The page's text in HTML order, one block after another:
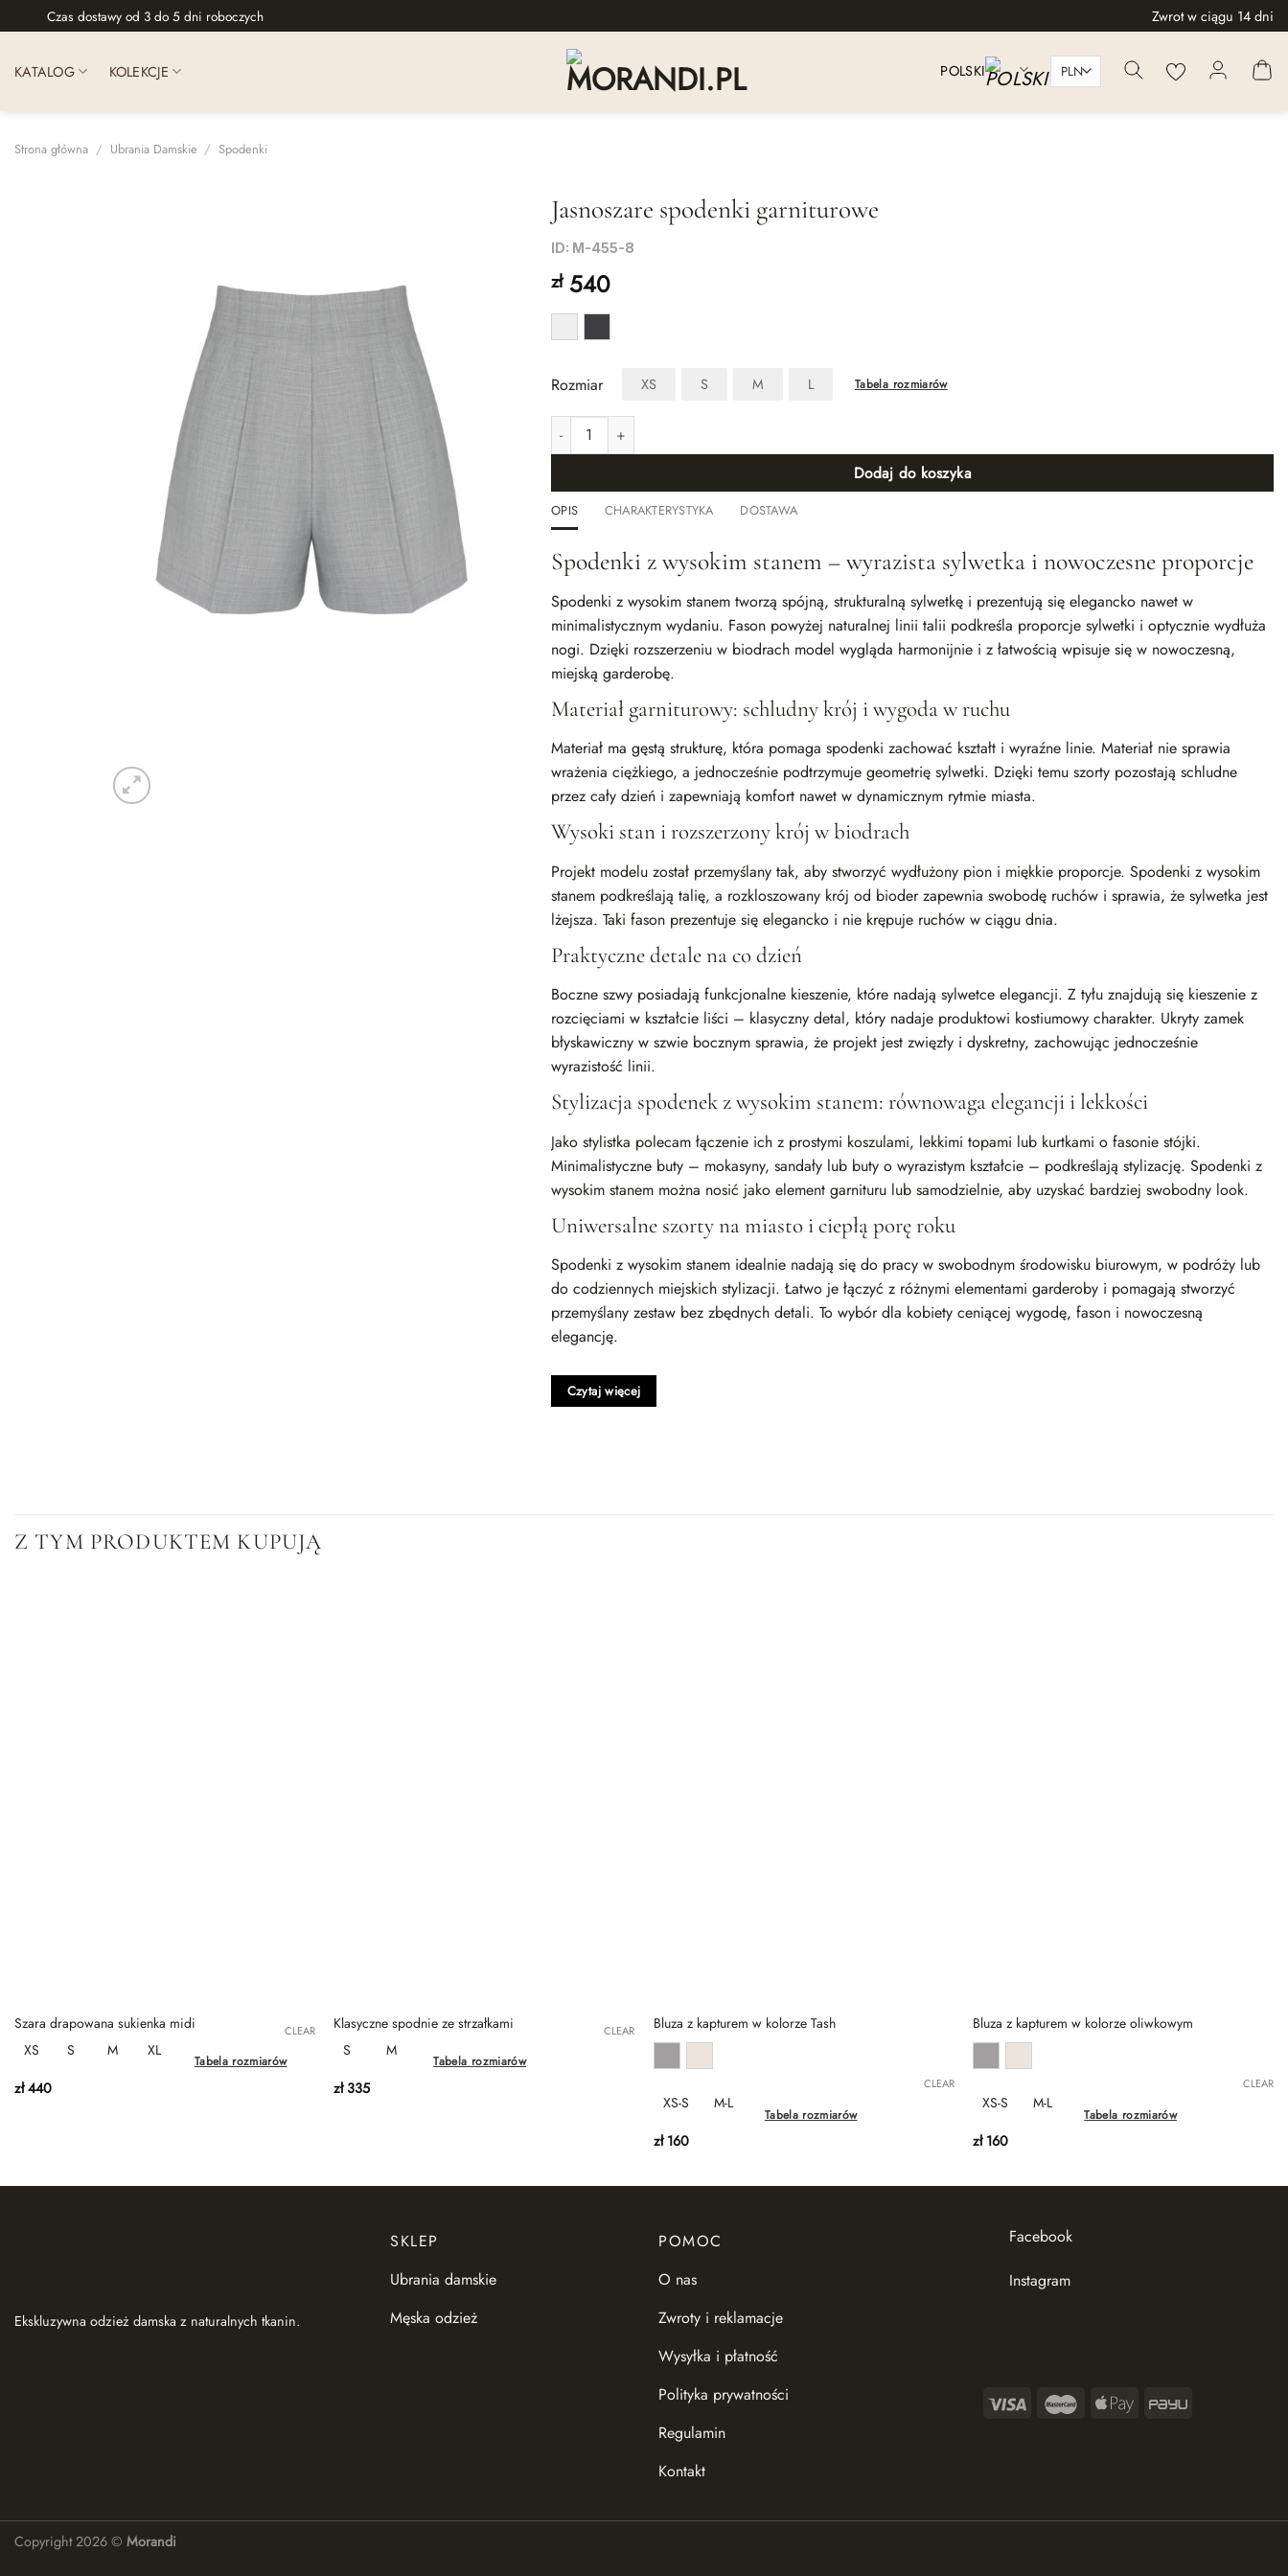
to
Czas dostawy od 3 do 5 dni roboczych Zwrot w ciągu 14 dni
KATALOG KOLEKCJE POLSKI
Strona główna / Ubrania Damskie / Spodenki
Jasnoszare spodenki garniturowe
ID: M-455-8
zł540
Rozmiar XS S M L Tabela rozmiarów
ilość Jasnoszare spodenki garniturowe
Dodaj do koszyka
OPIS CHARAKTERYSTYKA DOSTAWA
Spodenki z wysokim stanem – wyrazista sylwetka i nowoczesne proporcje
Spodenki z wysokim stanem tworzą spójną, strukturalną sylwetkę i prezentują się elegancko nawet w
minimalistycznym wydaniu. Fason powyżej naturalnej linii talii podkreśla proporcje sylwetki i optycznie wydłuża
nogi. Dzięki rozszerzeniu w biodrach model wygląda harmonijnie i z łatwością wpisuje się w nowoczesną,
miejską garderobę.
Materiał garniturowy: schludny krój i wygoda w ruchu
Materiał ma gęstą strukturę, która pomaga spodenki zachować kształt i wyraźne linie. Materiał nie sprawia
wrażenia ciężkiego, a jednocześnie podtrzymuje geometrię sylwetki. Dzięki temu szorty pozostają schludne
przez cały dzień i zapewniają komfort nawet w dynamicznym rytmie miasta.
Wysoki stan i rozszerzony krój w biodrach
Projekt modelu został przemyślany tak, aby stworzyć wydłużony pion i miękkie proporcje. Spodenki z wysokim
stanem podkreślają talię, a rozkloszowany krój od bioder zapewnia swobodę ruchów i sprawia, że ​​sylwetka jest
lżejsza. Taki fason prezentuje się elegancko i nie krępuje ruchów w ciągu dnia.
Praktyczne detale na co dzień
Boczne szwy posiadają funkcjonalne kieszenie, które nadają sylwetce elegancji. Z tyłu znajdują się kieszenie z
rozcięciami w kształcie liści – klasyczny detal, który nadaje produktowi kostiumowy charakter. Ukryty zamek
błyskawiczny w szwie bocznym sprawia, że ​​projekt jest zwięzły i dyskretny, zachowując jednocześnie
wyrazistość linii.
Stylizacja spodenek z wysokim stanem: równowaga elegancji i lekkości
Jako stylistka polecam łączenie ich z prostymi koszulami, lekkimi topami lub kurtkami o fasonie stójki.
Minimalistyczne buty – mokasyny, sandały lub buty o wyrazistym kształcie – podkreślają stylizację. Spodenki z
wysokim stanem można nosić jako element garnituru lub samodzielnie, aby uzyskać bardziej swobodny look.
Uniwersalne szorty na miasto i ciepłą porę roku
Spodenki z wysokim stanem idealnie nadają się do pracy w swobodnym środowisku biurowym, w podróży lub
do codziennych miejskich stylizacji. Łatwo je łączyć z różnymi elementami garderoby i pomagają stworzyć
przemyślany zestaw bez zbędnych detali. To wybór dla kobiety ceniącej wygodę, fason i nowoczesną
elegancję.
Czytaj więcej
Z TYM PRODUKTEM KUPUJĄ
Szara drapowana sukienka midi
XS
S M XL
Tabela rozmiarów
CLEAR
zł440
Klasyczne spodnie ze strzałkami
S
M
Tabela rozmiarów
CLEAR
zł335
Bluza z kapturem w kolorze Tash
XS-S M-L
Tabela rozmiarów
CLEAR
zł160
Bluza z kapturem w kolorze oliwkowym
XS-S M-L
Tabela rozmiarów
CLEAR
zł160
Ekskluzywna odzież damska z naturalnych tkanin.
SKLEP
Ubrania damskie
Męska odzież
POMOC
O nas
Zwroty i reklamacje
Wysyłka i płatność
Polityka prywatności
Regulamin
Kontakt
Facebook
Instagram
Copyright 2026 © Morandi